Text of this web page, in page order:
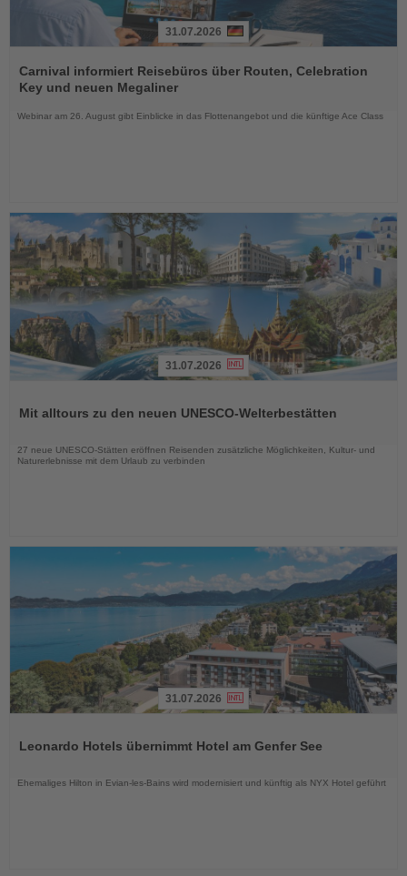
Sie
die
Nachrichten
31.07.2026
Carnival informiert Reisebüros über Routen, Celebration
Key und neuen Megaliner
Webinar am 26. August gibt Einblicke in das Flottenangebot und die künftige Ace Class
die
31.07.2026
Mit alltours zu den neuen UNESCO-Welterbestätten
27 neue UNESCO-Stätten eröffnen Reisenden zusätzliche Möglichkeiten, Kultur- und
Naturerlebnisse mit dem Urlaub zu verbinden
die
31.07.2026
Leonardo Hotels übernimmt Hotel am Genfer See
Ehemaliges Hilton in Evian-les-Bains wird modernisiert und künftig als NYX Hotel geführt